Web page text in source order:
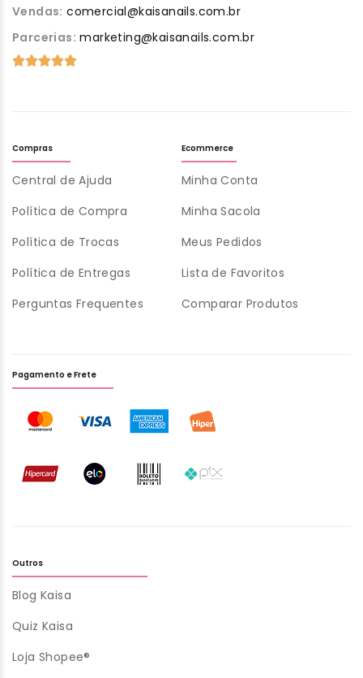
Vendas: comercial@kaisanails.com.br
Parcerias: marketing@kaisanails.com.br
Compras
Central de Ajuda
Política de Compra
Política de Trocas
Política de Entregas
Perguntas Frequentes
Ecommerce
Minha Conta
Minha Sacola
Meus Pedidos
Lista de Favoritos
Comparar Produtos
Outros
Blog Kaisa
Quiz Kaisa
Loja Shopee®
Pagamento e Frete